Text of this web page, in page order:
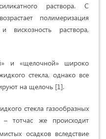
раствора. С
полимеризация
вискозность раствора,
и «щелочной» широко
стекла, однако все
на щелочь [1].
стекла газообразных
тотчас же происходит
осадков вследствие